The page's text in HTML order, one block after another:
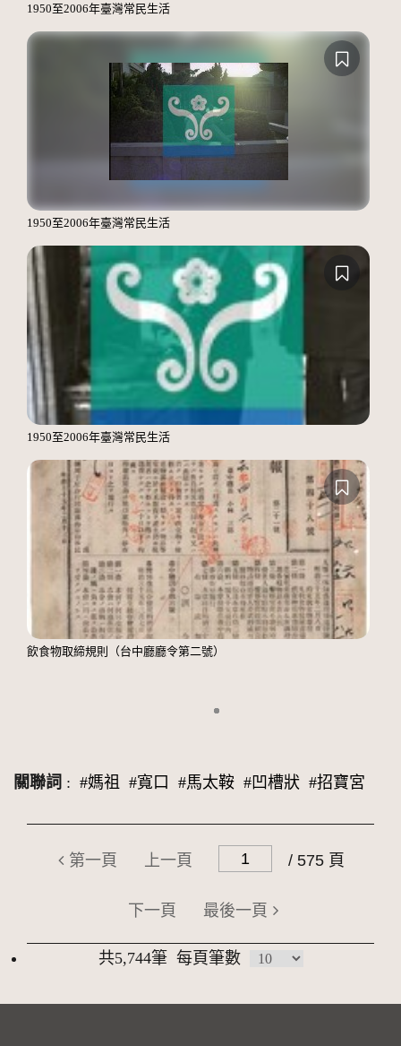
1950至2006年臺灣常民生活
1950至2006年臺灣常民生活
1950至2006年臺灣常民生活
飲食物取締規則（台中廳廳令第二號）
關聯詞 : #媽祖 #寬口 #馬太鞍 #凹槽狀 #招寶宮
第一頁 上一頁 / 575 頁
下一頁 最後一頁
共5,744筆 每頁筆數